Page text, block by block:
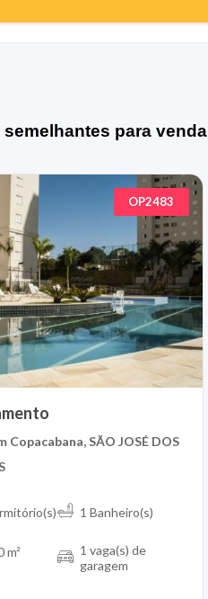
semelhantes para venda
OP2483
Copacabana, SÃO JOSÉ DOS
1 Banheiro(s)
m²
1 vaga(s) de
garagem